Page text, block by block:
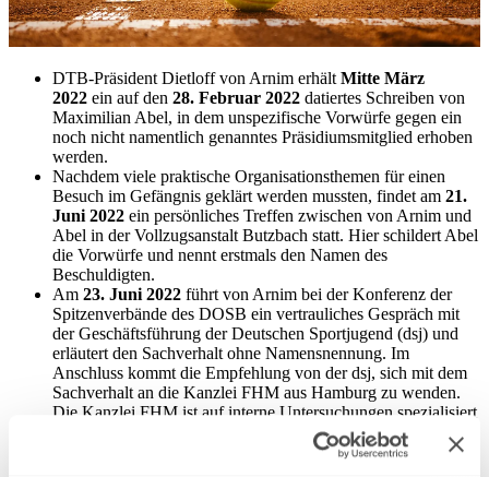
DTB-Präsident Dietloff von Arnim erhält Mitte März
2022 ein auf den 28. Februar 2022 datiertes Schreiben von
Maximilian Abel, in dem unspezifische Vorwürfe gegen ein
noch nicht namentlich genanntes Präsidiumsmitglied erhoben
werden.
Nachdem viele praktische Organisationsthemen für einen
Besuch im Gefängnis geklärt werden mussten, findet am 21.
Juni 2022 ein persönliches Treffen zwischen von Arnim und
Abel in der Vollzugsanstalt Butzbach statt. Hier schildert Abel
die Vorwürfe und nennt erstmals den Namen des
Beschuldigten.
Am 23. Juni 2022 führt von Arnim bei der Konferenz der
Spitzenverbände des DOSB ein vertrauliches Gespräch mit
der Geschäftsführung der Deutschen Sportjugend (dsj) und
erläutert den Sachverhalt ohne Namensnennung. Im
Anschluss kommt die Empfehlung von der dsj, sich mit dem
Sachverhalt an die Kanzlei FHM aus Hamburg zu wenden.
Die Kanzlei FHM ist auf interne Untersuchungen spezialisiert
und hat bereits in zahlreichen Fällen Organisationen bei der
Aufklärung von MeToo-Sachverhalten unterstützt.